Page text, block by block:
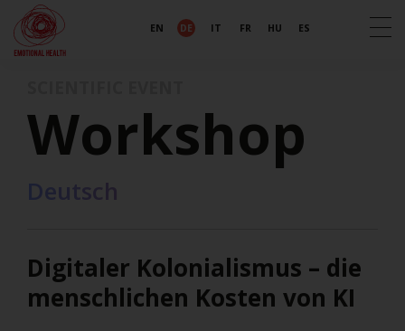
EN DE IT FR HU ES
Workshop
Deutsch
Digitaler Kolonialismus – die
menschlichen Kosten von KI